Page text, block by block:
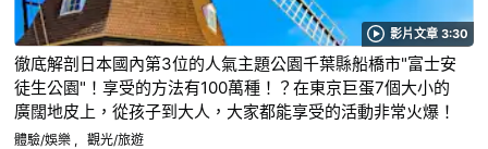
影片文章 3:30
徹底解剖日本國內第3位的人氣主題公園千葉縣船橋市"富士安
徒生公園"！享受的方法有100萬種！？在東京巨蛋7個大小的
廣闊地皮上，從孩子到大人，大家都能享受的活動非常火爆！
體驗/娛樂
觀光/旅遊